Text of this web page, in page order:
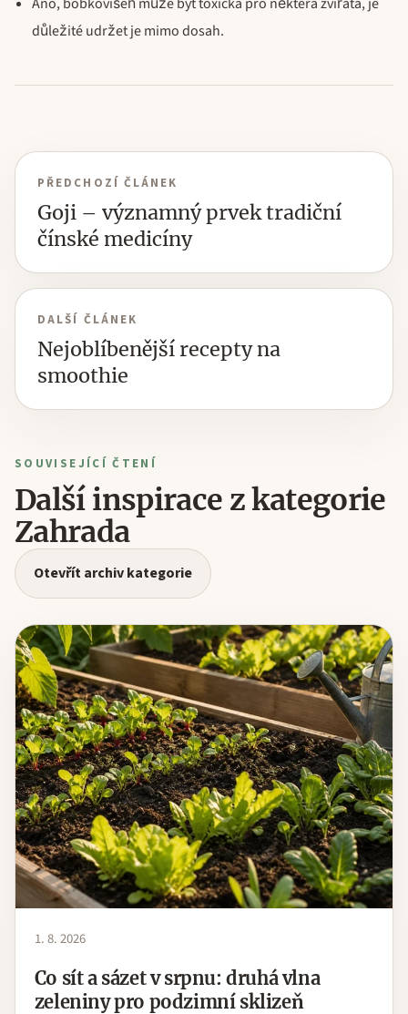
důležité udržet je mimo dosah.
PŘEDCHOZÍ ČLÁNEK
Goji – významný prvek tradiční
čínské medicíny
DALŠÍ ČLÁNEK
Nejoblíbenější recepty na
smoothie
SOUVISEJÍCÍ ČTENÍ
Další inspirace z kategorie
Zahrada
Otevřít archiv kategorie
1. 8. 2026
Co sít a sázet v srpnu: druhá vlna
zeleniny pro podzimní sklizeň